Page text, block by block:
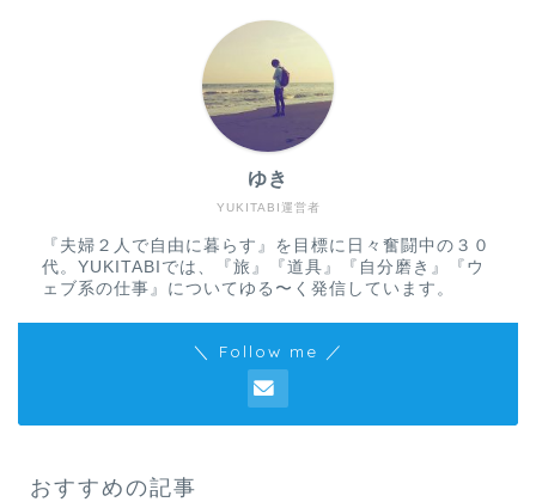
YUKITABI運営者
ゆき
『夫婦２人で自由に暮らす』を目標に日々奮闘中の３０
代。YUKITABIでは、『旅』『道具』『自分磨き』『ウ
ェブ系の仕事』についてゆる〜く発信しています。
＼ Follow me ／
おすすめの記事